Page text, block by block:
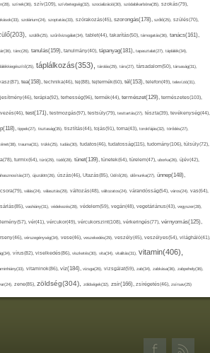
színek(36), szív(109), szívbetegség(32), szocializáció(30), szódabikarbóna(35), szokás(79),
szolárium(24), szoptatás(33), szórakozás(45), szorongás(178), szőlő(25), szülés(70),
szülők(25), szűrővizsgálat(34), tablet(44), takarítás(50), támogatás(36), tanács(161),
tánc(26), tanulás(159), tanulmány(40), tápanyag(181), tapasztalat(27), táplálék(34),
táplálkozás(353), tárolás(29), társ(27), társadalom(50), társaság(31),
tea(158), technika(46), tej(88), tejtermék(60), tél(153), telefon(49), televízió(31),
terápia(92), terhesség(96), termék(44), természet(129), természetes(103),
test(171), testmozgás(97), testsúly(79), testtartás(27), tészta(39), tevékenység(44),
tippek(27), tisztaság(35), tisztítás(44), tojás(91), torna(43), torokfájás(32), törődés(27),
trauma(31), trükk(25), tudás(30), tudatos(46), tudatosság(115), tudomány(106), túlsúly(72),
turmix(64), túró(29), tüdő(28), tünet(139), tünetek(64), türelem(47), uborka(26), újév(42),
újszülött(26), úszás(46), Utazás(85), Üdítő(26), ülőmunka(27), ünnep(148),
válás(24), választás(29), változás(48), változatos(24), várandósság(54), város(24), vas(64),
vashiány(31), védekezés(28), védelem(59), vegán(48), vegetáriánus(43), vegyszer(28),
vér(41), vércukor(49), vércukorszint(108), vérkeringés(77), vérnyomás(125),
vérszegénység(34), vese(46), veszekedés(29), veszély(45), veszélyes(54), világháló(41),
vírus(82), viselkedés(86), viszketés(30), vita(34), vitalitás(31), vitamin(406),
vitaminok(86), víz(184), vizsga(26), vizsgálat(59), zab(34), zabkása(36), zabpehely(36),
zene(85), zöldség(304), zöldségek(32), zsír(166), zsírégetés(46), zsírsav(25)